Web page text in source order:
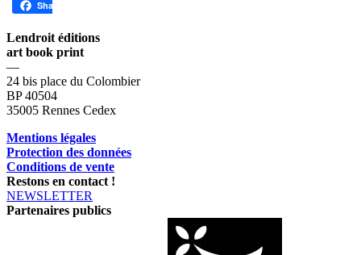
Share
Lendroit éditions
art book print
—
24 bis place du Colombier
BP 40504
35005 Rennes Cedex
Mentions légales
Protection des données
Conditions de vente
Restons en contact !
NEWSLETTER
Partenaires publics